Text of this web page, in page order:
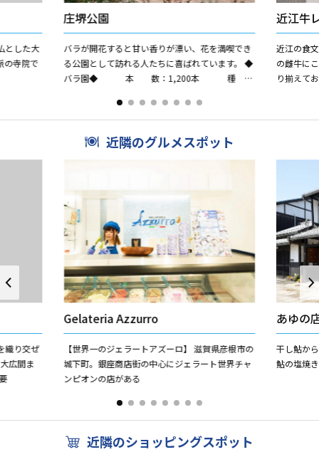
とした大
の寺院で
庄堺公園
バラが開花すると甘い香りが漂い、花を満喫でき
る公園として訪れる人たちに喜ばれています。 ◆
バラ園◆ 本 数：1,200本 種
近江牛
近江の食
の雌牛に
り揃えて
近隣のグルメスポット
織り交ぜ
広間ま
Gelateria Azzurro
【世界一のジェラートアズーロ】 滋賀県彦根市の
城下町。銀座商店街の中心にジェラート世界チャ
ンピオンの店がある
あゆの
干し鮎か
鮎の塩焼
近隣のショッピングスポット